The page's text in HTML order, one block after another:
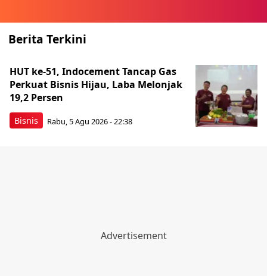
Berita Terkini
Bisnis
HUT ke-51, Indocement Tancap Gas
Perkuat Bisnis Hijau, Laba Melonjak
19,2 Persen
Rabu, 5 Agu 2026 - 22:38